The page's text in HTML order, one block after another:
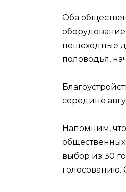
Оба
пешеходные
половодья,
середине
Напомним,
общественных
выбор из 30
голосованию.